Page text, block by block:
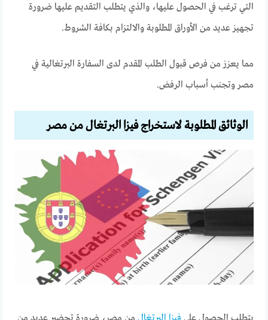
التي ترغب في الحصول عليها، والذي يتطلب التقديم عليها ضرورة
تجهيز عديد من الأوراق المطلوبة والالتزام بكافة الشروط.
مما يعزز من فرص قبول الطلب المقدم لدى السفارة البرتغالية في
مصر وتجنب أسباب الرفض.
الوثائق المطلوبة لاستخراج فيزا البرتغال من مصر